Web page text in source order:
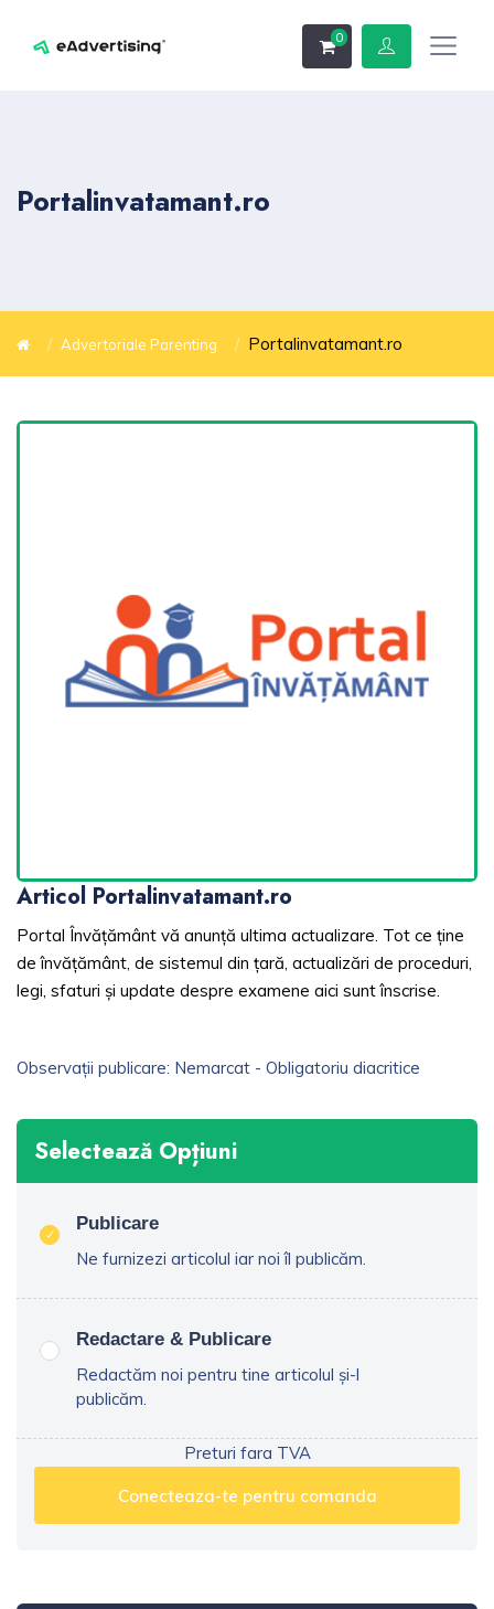
0
Portalinvatamant.ro
Advertoriale Parenting Portalinvatamant.ro
Articol Portalinvatamant.ro
Portal Învățământ vă anunță ultima actualizare. Tot ce ține
de învățământ, de sistemul din țară, actualizări de proceduri,
legi, sfaturi și update despre examene aici sunt înscrise.
Observații publicare: Nemarcat - Obligatoriu diacritice
Selectează Opțiuni
Publicare
Ne furnizezi articolul iar noi îl publicăm.
Redactare & Publicare
Redactăm noi pentru tine articolul și-l
publicăm.
Preturi fara TVA
Conecteaza-te pentru comanda